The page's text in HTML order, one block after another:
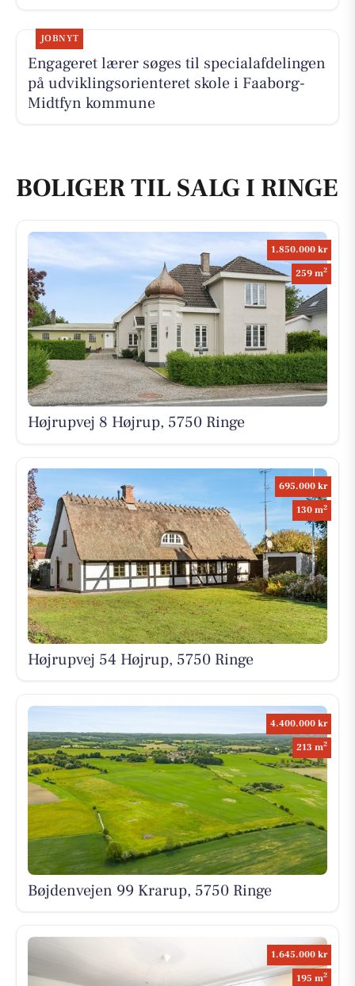
JOBNYT
Engageret lærer søges til specialafdelingen
på udviklingsorienteret skole i Faaborg-
Midtfyn kommune
BOLIGER TIL SALG I RINGE
1.850.000 kr
259 m2
Højrupvej 8 Højrup, 5750 Ringe
695.000 kr
130 m2
Højrupvej 54 Højrup, 5750 Ringe
4.400.000 kr
213 m2
Bøjdenvejen 99 Krarup, 5750 Ringe
1.645.000 kr
195 m2